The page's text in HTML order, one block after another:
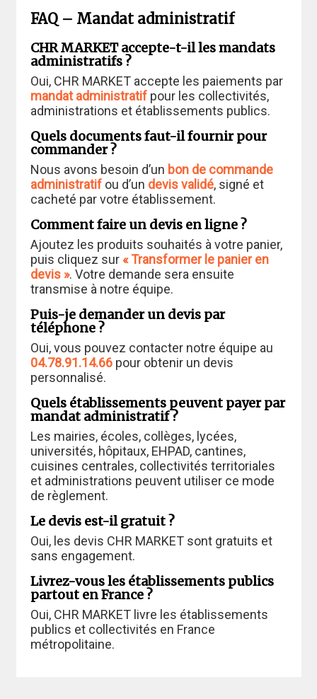
FAQ – Mandat administratif
CHR MARKET accepte-t-il les mandats
administratifs ?
Oui, CHR MARKET accepte les paiements par
mandat administratifpour les collectivités,
administrations et établissements publics.
Quels documents faut-il fournir pour
commander ?
Nous avons besoin d’un bon de commande
administratifou d’un devis validé, signé et
cacheté par votre établissement.
Comment faire un devis en ligne ?
Ajoutez les produits souhaités à votre panier,
puis cliquez sur« Transformer le panier en
devis ». Votre demande sera ensuite
transmise à notre équipe.
Puis-je demander un devis par
téléphone ?
Oui, vous pouvez contacter notre équipe au
04.78.91.14.66pour obtenir un devis
personnalisé.
Quels établissements peuvent payer par
mandat administratif ?
Les mairies, écoles, collèges, lycées,
universités, hôpitaux, EHPAD, cantines,
cuisines centrales, collectivités territoriales
et administrations peuvent utiliser ce mode
de règlement.
Le devis est-il gratuit ?
Oui, les devis CHR MARKET sont gratuits et
sans engagement.
Livrez-vous les établissements publics
partout en France ?
Oui, CHR MARKET livre les établissements
publics et collectivités en France
métropolitaine.